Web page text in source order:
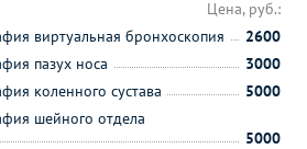
Цена, руб.:
виртуальная бронхоскопия
2600
пазух носа
3000
коленного сустава
5000
шейного отдела
5000